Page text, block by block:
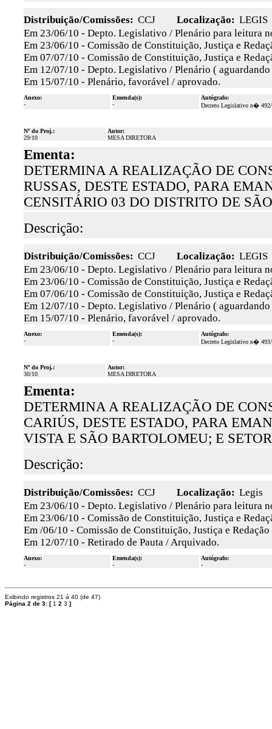
Distribuição/Comissões: CCJ Localização: LEGIS
Em 23/06/10 - Depto. Legislativo / Plenário para leitura
Em 23/06/10 - Comissão de Constituição, Justiça e
Em 07/07/10 - Comissão de Constituição, Justiça e
Em 12/07/10 - Depto. Legislativo / Plenário (
Em 15/07/10 - Plenário, favorável / aprovado.
Anexo:
-
Emenda(s):
-
Autógrafo:
Decreto Legislativo n�
Nº do Proj.:
29/10
Autor:
MESA DIRETORA
Ementa:
DETERMINA A REALIZAÇÃO DE
RUSSAS, DESTE ESTADO, PARA
CENSITÁRIO 03 DO DISTRITO DE
Descrição:
Distribuição/Comissões: CCJ Localização: LEGIS
Em 23/06/10 - Depto. Legislativo / Plenário para leitura
Em 23/06/10 - Comissão de Constituição, Justiça e
Em 07/06/10 - Comissão de Constituição, Justiça e
Em 12/07/10 - Depto. Legislativo / Plenário (
Em 15/07/10 - Plenário, favorável / aprovado.
Anexo:
-
Emenda(s):
-
Autógrafo:
Decreto Legislativo n�
Nº do Proj.:
30/10
Autor:
MESA DIRETORA
Ementa:
DETERMINA A REALIZAÇÃO DE
CARIÚS, DESTE ESTADO, PARA
VISTA E SÃO BARTOLOMEU; E
Descrição:
Distribuição/Comissões: CCJ Localização: Legis
Em 23/06/10 - Depto. Legislativo / Plenário para leitura
Em 23/06/10 - Comissão de Constituição, Justiça e
Em /06/10 - Comissão de Constituição, Justiça e
Em 12/07/10 - Retirado de Pauta / Arquivado.
Anexo:
-
Emenda(s):
-
Autógrafo:
-
Exibindo registros 21 á 40 (de 47)
Página 2 de 3: [ 1 2 3 ]